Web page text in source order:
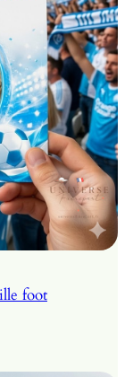
foot